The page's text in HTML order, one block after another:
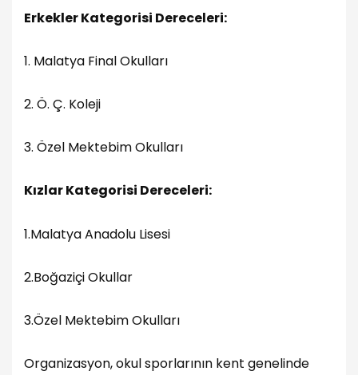
Erkekler Kategorisi Dereceleri:
1. Malatya Final Okulları
2. Ö. Ç. Koleji
3. Özel Mektebim Okulları
Kızlar Kategorisi Dereceleri:
1.Malatya Anadolu Lisesi
2.Boğaziçi Okullar
3.Özel Mektebim Okulları
Organizasyon, okul sporlarının kent genelinde